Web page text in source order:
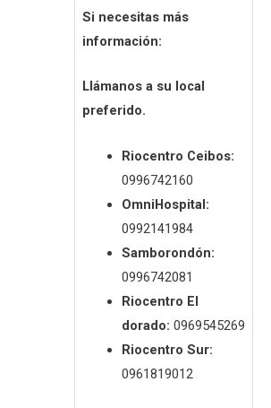
Si necesitas más
información:
Llámanos a su local
preferido.
Riocentro Ceibos:
0996742160
OmniHospital:
0992141984
Samborondón:
0996742081
Riocentro El
dorado: 0969545269
Riocentro Sur:
0961819012